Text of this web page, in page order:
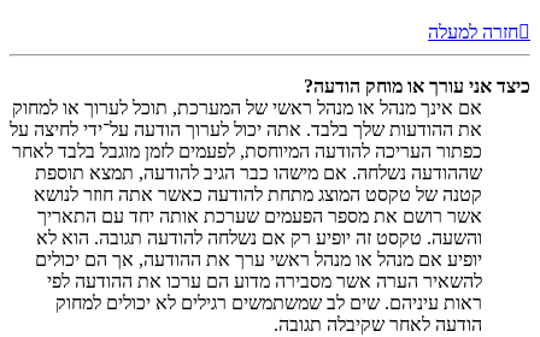
חזרה למעלה
כיצד אני עורך או מוחק הודעה?
אם אינך מנהל או מנהל ראשי של המערכת, תוכל לערוך או למחוק
את ההודעות שלך בלבד. אתה יכול לערוך הודעה על־ידי לחיצה על
כפתור העריכה להודעה המיוחסת, לפעמים לזמן מוגבל בלבד לאחר
שההודעה נשלחה. אם מישהו כבר הגיב להודעה, תמצא תוספת
קטנה של טקסט המוצג מתחת להודעה כאשר אתה חוזר לנושא
אשר רושם את מספר הפעמים שערכת אותה יחד עם התאריך
והשעה. טקסט זה יופיע רק אם נשלחה להודעה תגובה. הוא לא
יופיע אם מנהל או מנהל ראשי ערך את ההודעה, אך הם יכולים
להשאיר הערה אשר מסבירה מדוע הם ערכו את ההודעה לפי
ראות עיניהם. שים לב שמשתמשים רגילים לא יכולים למחוק
הודעה לאחר שקיבלה תגובה.